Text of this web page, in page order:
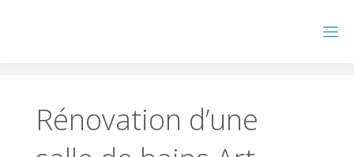
Rénovation d’une